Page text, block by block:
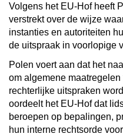
Volgens het EU-Hof heeft
verstrekt over de wijze
instanties en autoriteiten
de uitspraak in voorlopige
Polen voert aan dat het
om algemene
rechterlijke uitspraken
oordeelt het EU-Hof dat
beroepen op bepalingen,
hun interne rechtsorde